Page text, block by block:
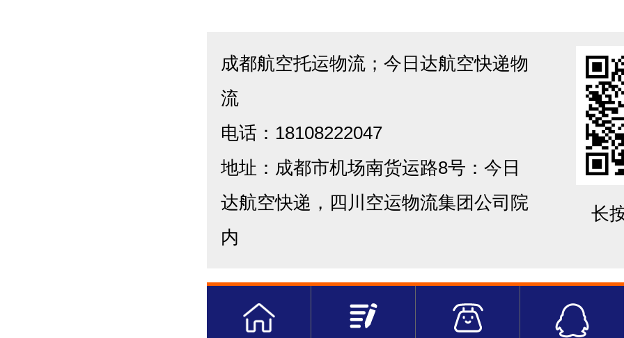
成都航空托运物流；今日达航空快递物
流
电话：18108222047
地址：成都市机场南货运路8号：今日
达航空快递，四川空运物流集团公司院
内
长